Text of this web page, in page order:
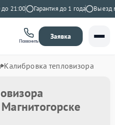
Гарантия до 1 года Выезд
Позвонить
Заявка
Калибровка тепловизора